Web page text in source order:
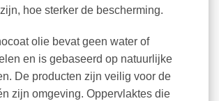
hoe sterker de bescherming.
olie bevat geen water of
en is gebaseerd op natuurlijke
De producten zijn veilig voor de
zijn omgeving. Oppervlaktes die